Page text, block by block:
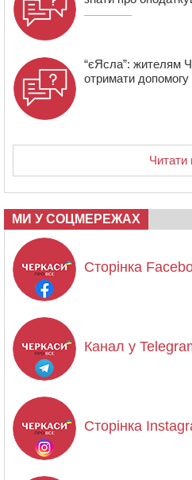
“єЯсла”: жителям
отримати
МИ У СОЦМЕРЕЖАХ
Сторінка
Канал у
Сторінка